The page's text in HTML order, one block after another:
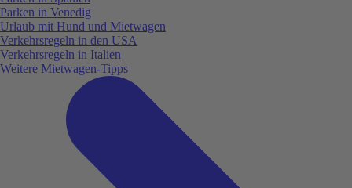
Parken in Venedig
Urlaub mit Hund und Mietwagen
Verkehrsregeln in den USA
Verkehrsregeln in Italien
Weitere Mietwagen-Tipps